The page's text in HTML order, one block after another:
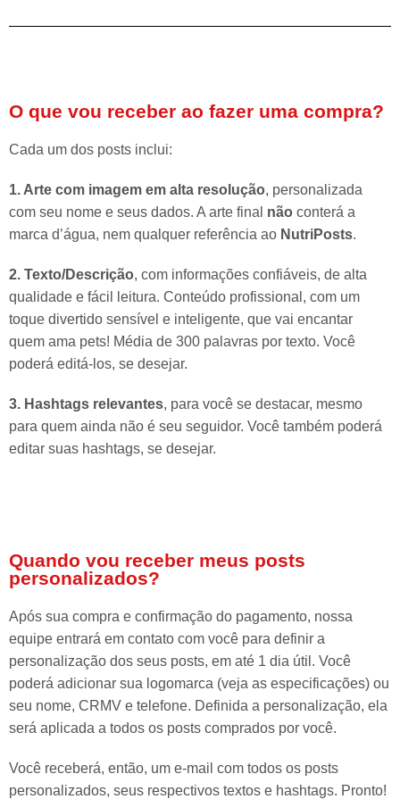
O que vou receber ao fazer uma compra?
Cada um dos posts inclui:
1. Arte com imagem em alta resolução, personalizada
com seu nome e seus dados. A arte final não conterá a
marca d’água, nem qualquer referência ao NutriPosts.
2. Texto/Descrição, com informações confiáveis, de alta
qualidade e fácil leitura. Conteúdo profissional, com um
toque divertido sensível e inteligente, que vai encantar
quem ama pets! Média de 300 palavras por texto. Você
poderá editá-los, se desejar.
3. Hashtags relevantes, para você se destacar, mesmo
para quem ainda não é seu seguidor. Você também poderá
editar suas hashtags, se desejar.
Quando vou receber meus posts
personalizados?
Após sua compra e confirmação do pagamento, nossa
equipe entrará em contato com você para definir a
personalização dos seus posts, em até 1 dia útil. Você
poderá adicionar sua logomarca (veja as especificações) ou
seu nome, CRMV e telefone. Definida a personalização, ela
será aplicada a todos os posts comprados por você.
Você receberá, então, um e-mail com todos os posts
personalizados, seus respectivos textos e hashtags. Pronto!